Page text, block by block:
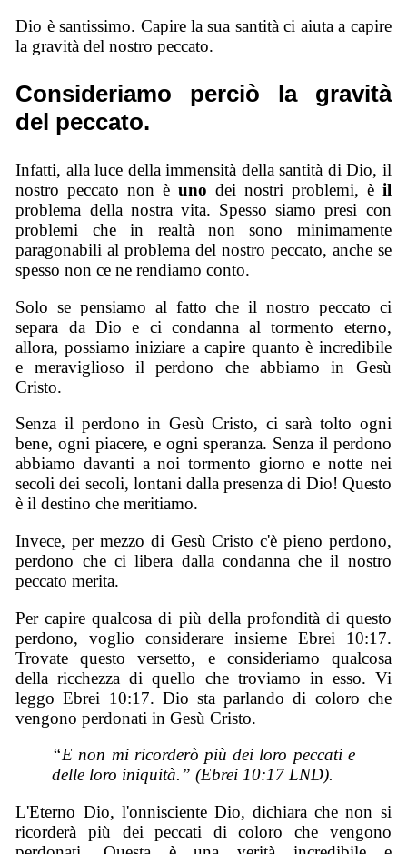
Dio è santissimo. Capire la sua santità ci aiuta a capire
la gravità del nostro peccato.
Consideriamo perciò la gravità
del peccato.
Infatti, alla luce della immensità della santità di Dio, il
nostro peccato non èuno dei nostri problemi, è il
problema della nostra vita. Spesso siamo presi con
problemi che in realtà non sono minimamente
paragonabili al problema del nostro peccato, anche se
spesso non ce ne rendiamo conto.
Solo se pensiamo al fatto che il nostro peccato ci
separa da Dio e ci condanna al tormento eterno,
allora, possiamo iniziare a capire quanto è incredibile
e meraviglioso il perdono che abbiamo in Gesù
Cristo.
Senza il perdono in Gesù Cristo, ci sarà tolto ogni
bene, ogni piacere, e ogni speranza. Senza il perdono
abbiamo davanti a noi tormento giorno e notte nei
secoli dei secoli, lontani dalla presenza di Dio! Questo
è il destino che meritiamo.
Invece, per mezzo di Gesù Cristo c'è pieno perdono,
perdono che ci libera dalla condanna che il nostro
peccato merita.
Per capire qualcosa di più della profondità di questo
perdono, voglio considerare insieme Ebrei 10:17.
Trovate questo versetto, e consideriamo qualcosa
della ricchezza di quello che troviamo in esso. Vi
leggo Ebrei 10:17. Dio sta parlando di coloro che
vengono perdonati in Gesù Cristo.
“E non mi ricorderò più dei loro peccati e
delle loro iniquità.” (Ebrei 10:17 LND).
L'Eterno Dio, l'onnisciente Dio, dichiara che non si
ricorderà più dei peccati di coloro che vengono